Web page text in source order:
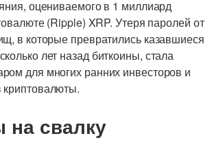
оцениваемого в 1 миллиард
(Ripple) XRP. Утеря паролей от
в которые превратились казавшиеся
лет назад биткоины, стала
для многих ранних инвесторов и
на свалку